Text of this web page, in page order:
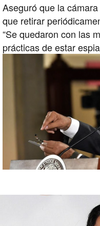
Aseguró que la
que retirar
“Se quedaron con las
prácticas de estar